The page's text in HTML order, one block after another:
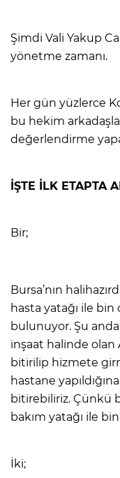
Şimdi Vali Yakup
yönetme zamanı.
Her gün yüzlerce
bu hekim
değerlendirme
İŞTE İLK ETAPTA
Bir;
Bursa’nın
hasta yatağı ile bin
bulunuyor. Şu
inşaat halinde olan
bitirilip hizmete
hastane
bitirebiliriz. Çünkü
bakım yatağı ile
İki;